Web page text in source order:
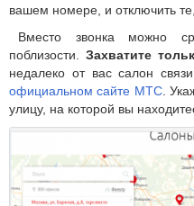
вашем номере, и отключить
Вместо звонка можно
поблизости. Захватите
недалеко от вас салон
официальном сайте МТС.
улицу, на которой вы